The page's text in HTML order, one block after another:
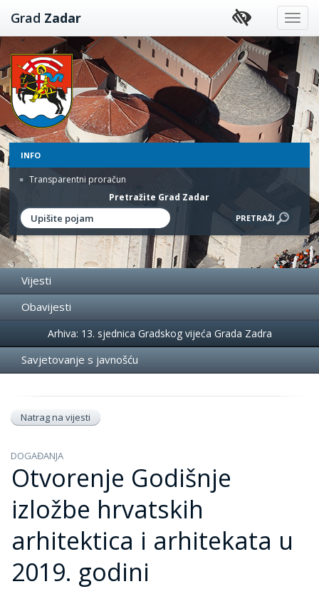
Preskoči
na
sadržaj
Grad Zadar
INFO
Transparentni proračun
Pretražite Grad Zadar
Vijesti
Obavijesti
Događanja
Arhiva: 13. sjednica Gradskog vijeća Grada Zadra
Savjetovanje s javnošću
Natrag na vijesti
DOGAĐANJA
Otvorenje Godišnje
izložbe hrvatskih
arhitektica i arhitekata u
2019. godini